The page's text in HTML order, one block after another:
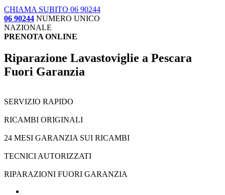
CHIAMA SUBITO 06 90244
06 90244 NUMERO UNICO
NAZIONALE
PRENOTA ONLINE
Riparazione Lavastoviglie a Pescara
Fuori Garanzia
SERVIZIO RAPIDO
RICAMBI ORIGINALI
24 MESI GARANZIA SUI RICAMBI
TECNICI AUTORIZZATI
RIPARAZIONI FUORI GARANZIA